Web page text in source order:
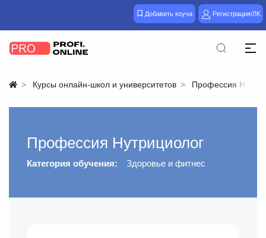
Добавить коуча Регистрация/ЛК
Курсы онлайн-школ и университетов Профессия
Профессия Нутрициолог
Категория обучения: Здоровье и фитнес